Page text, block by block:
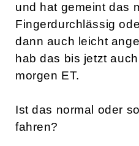
und hat gemeint das
Fingerdurchlässig
dann auch leicht
hab das bis jetzt
morgen ET.
Ist das normal oder
fahren?